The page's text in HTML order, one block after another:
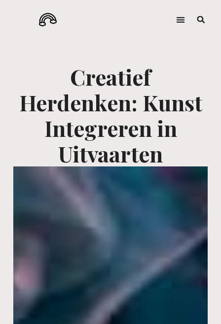
Creatief
Herdenken: Kunst
Integreren in
Uitvaarten